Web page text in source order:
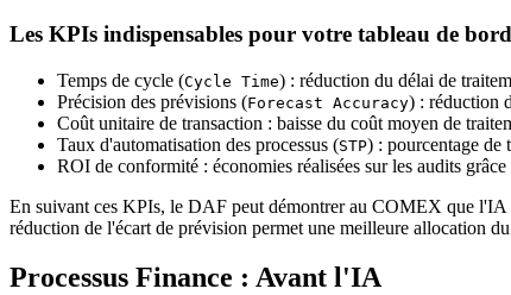
Les KPIs indispensables pour votre tableau de
Temps de cycle (Cycle Time) : réduction du délai de
Précision des prévisions (Forecast Accuracy) : réduction
Coût unitaire de transaction : baisse du coût moyen de
Taux d'automatisation des processus (STP) : pourcentage de
ROI de conformité : économies réalisées sur les audits
En suivant ces KPIs, le DAF peut démontrer au COMEX que l'IA
réduction de l'écart de prévision permet une meilleure allocation
Processus Finance : Avant l'IA